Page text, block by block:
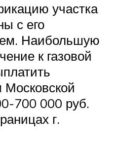
участка
с его
Наибольшую
к газовой
700 000 руб.
г.